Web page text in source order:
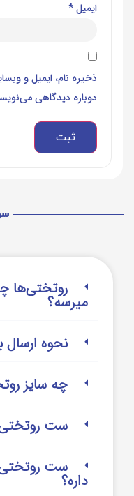
ایمیل*
ذخیره نام، ایمیل و
دوباره دیدگاهی
روتختی‌‌ها
میرسه؟
نحوه
چه سایز
ست روتختی
ست روتختی
داره؟